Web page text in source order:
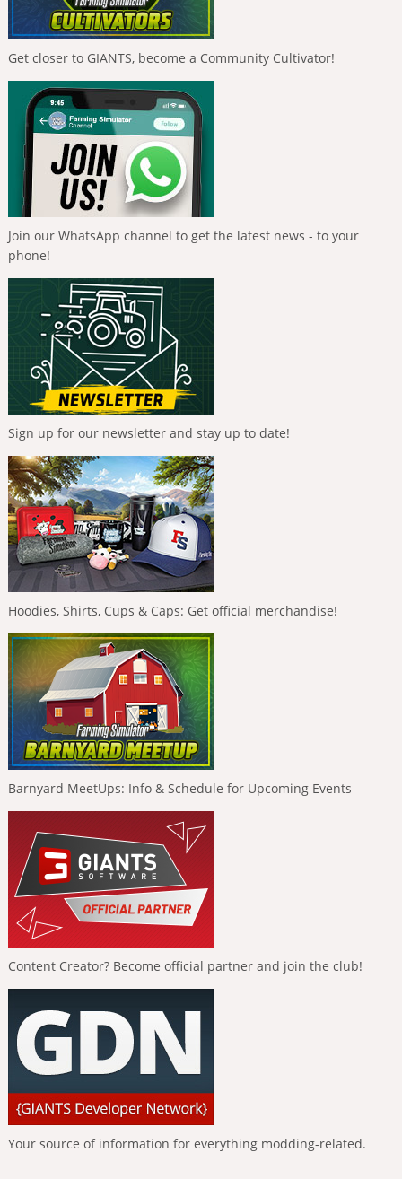
Get closer to GIANTS, become a Community Cultivator!
Join our WhatsApp channel to get the latest news - to your
phone!
Sign up for our newsletter and stay up to date!
Hoodies, Shirts, Cups & Caps: Get official merchandise!
Barnyard MeetUps: Info & Schedule for Upcoming Events
Content Creator? Become official partner and join the club!
Your source of information for everything modding-related.